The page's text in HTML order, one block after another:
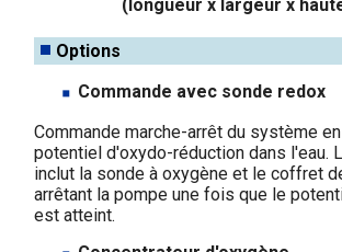
(longueur x largeur x
Options
Commande avec sonde redox
Commande marche-arrêt du système
potentiel d'oxydo-réduction dans l'eau.
inclut la sonde à oxygène et le coffret
arrêtant la pompe une fois que le
est atteint.